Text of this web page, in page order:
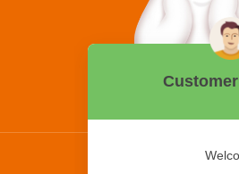
0858